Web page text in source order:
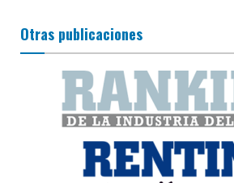
Otras publicaciones